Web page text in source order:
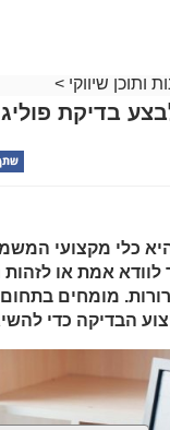
ותוכן שיווקי >
בדיקת
כלי מקצועי
אמת או לזהות
מומחים
הבדיקה כדי